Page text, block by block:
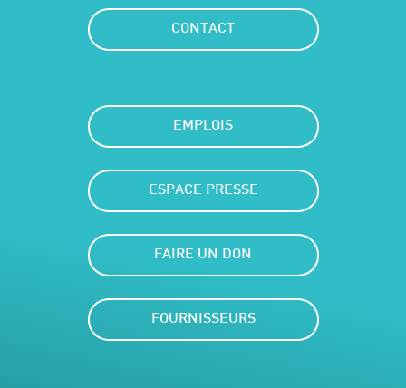
CONTACT
EMPLOIS
ESPACE PRESSE
FAIRE UN DON
FOURNISSEURS